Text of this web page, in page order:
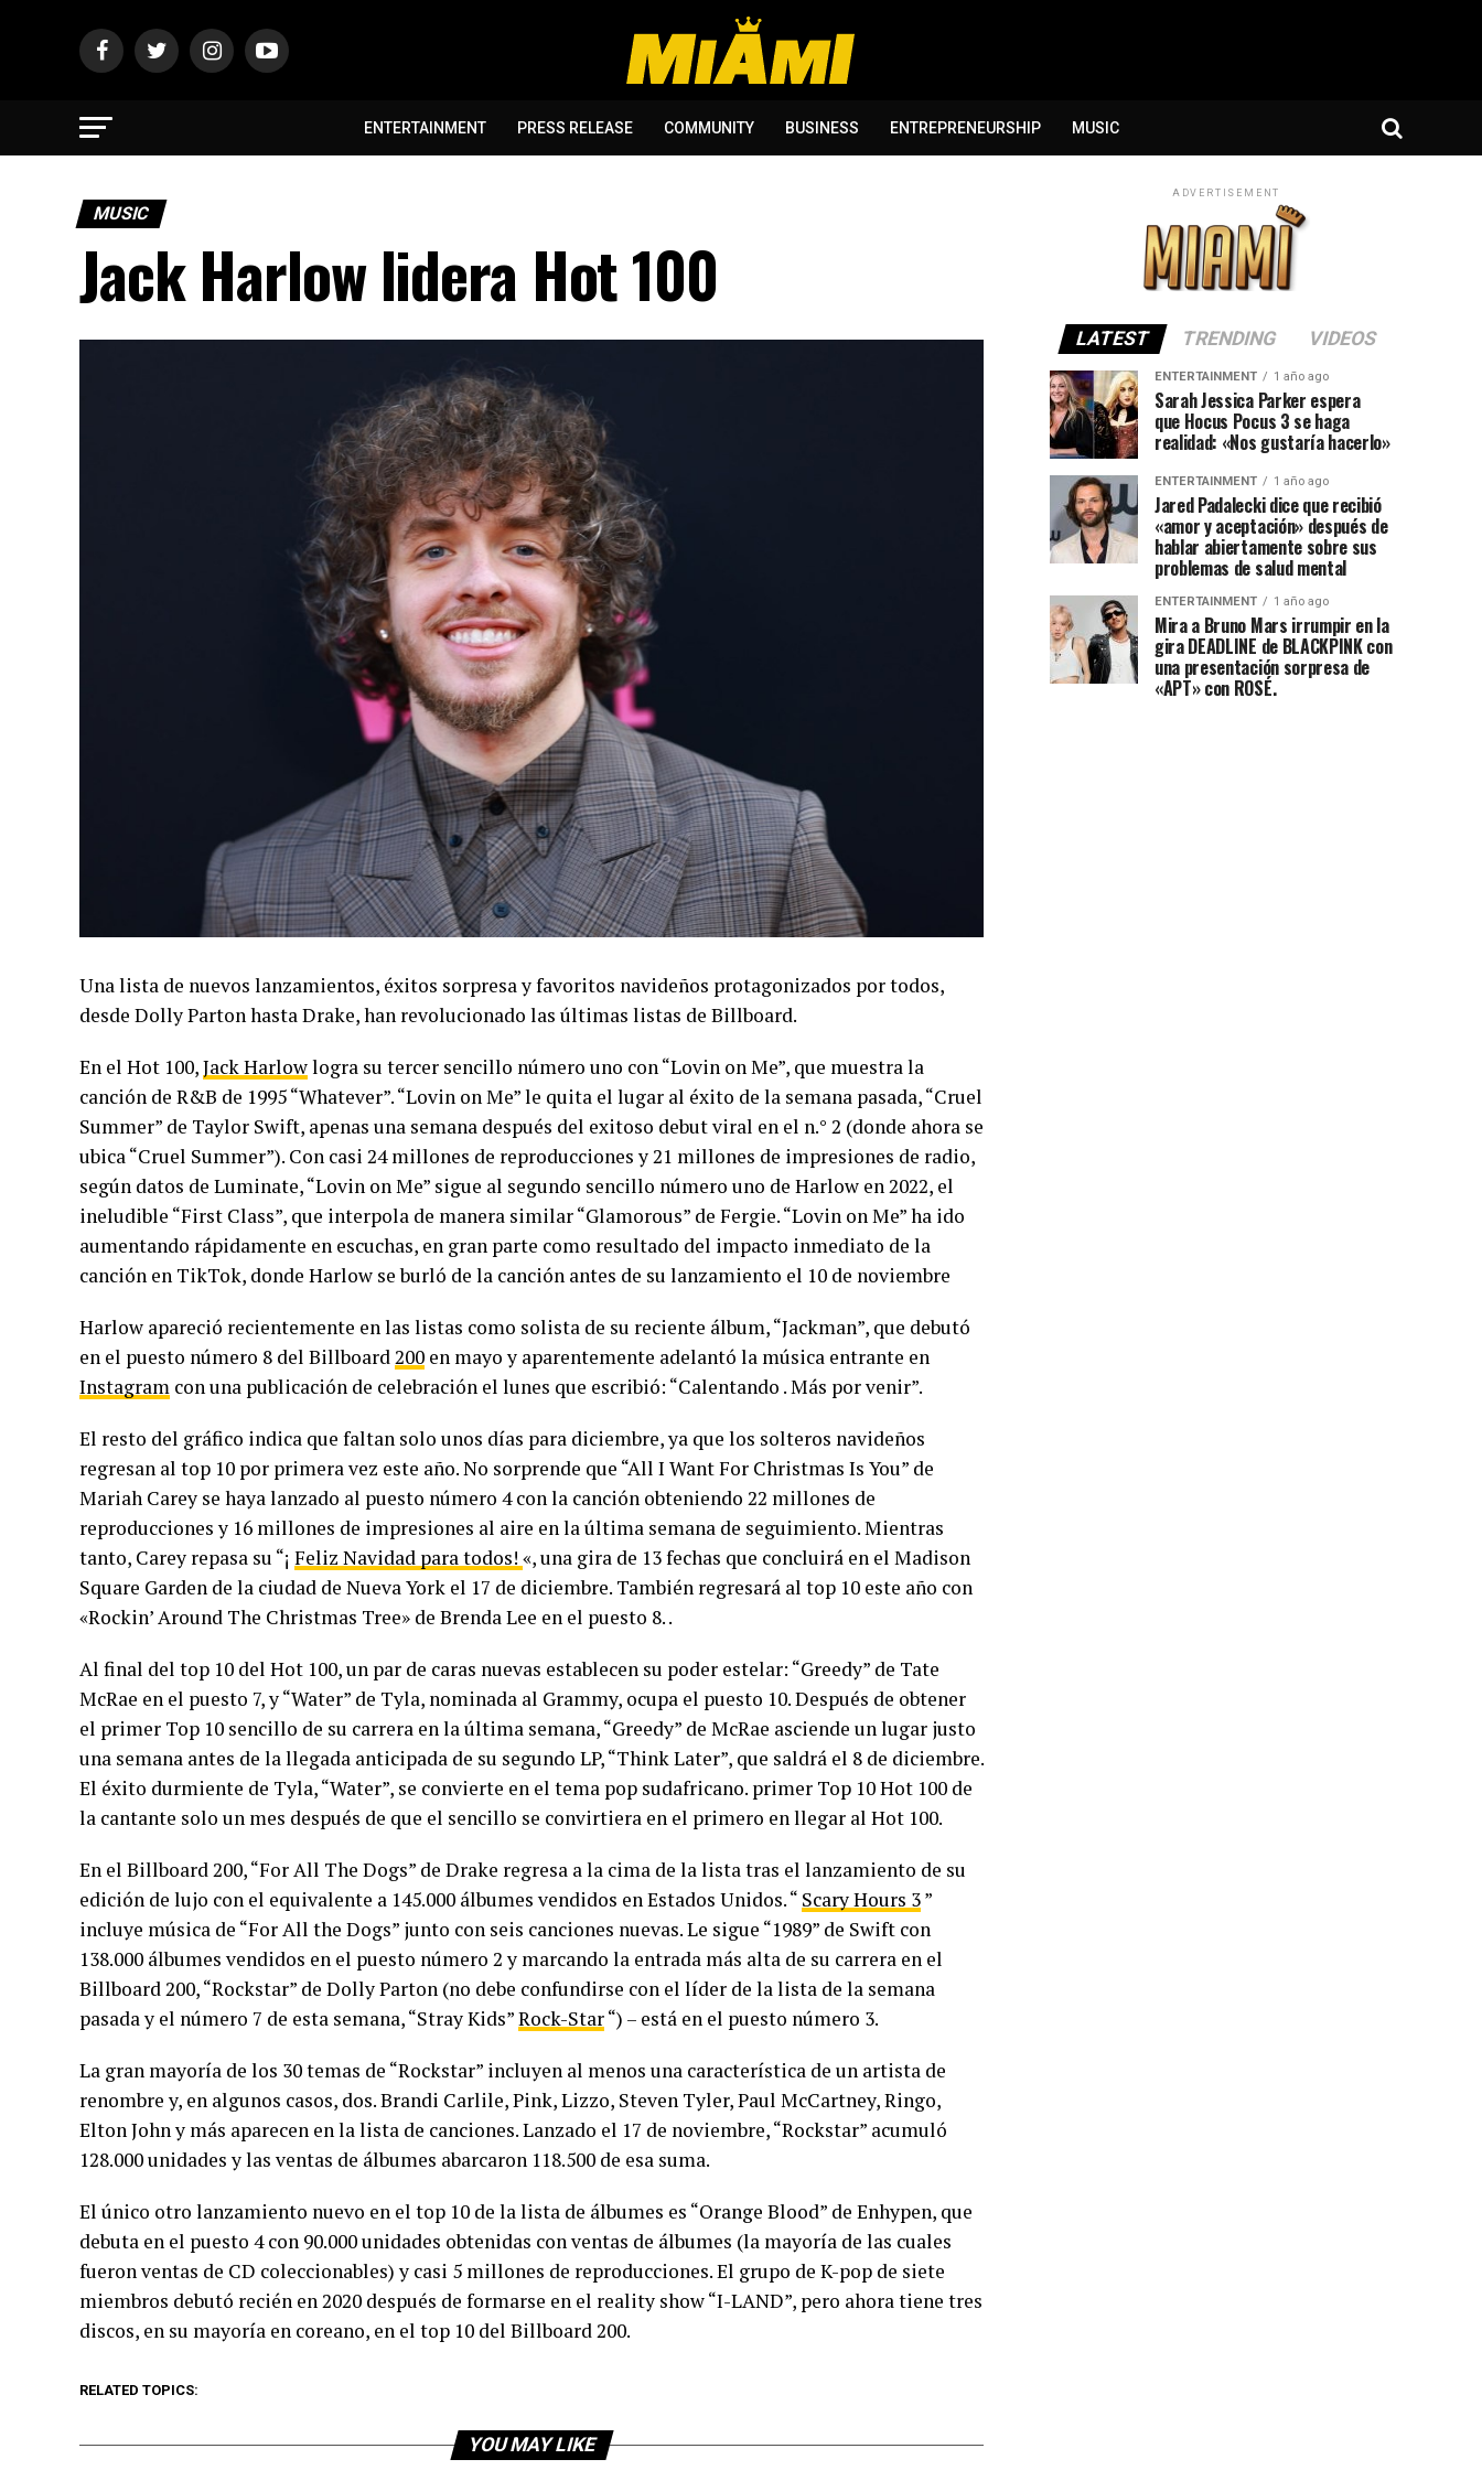
ENTERTAINMENT PRESS RELEASE COMMUNITY BUSINESS ENTREPRENEURSHIP MUSIC
MUSIC
Jack Harlow lidera Hot 100
Una lista de nuevos lanzamientos, éxitos sorpresa y favoritos navideños protagonizados por todos,
desde Dolly Parton hasta Drake, han revolucionado las últimas listas de Billboard.
En el Hot 100,Jack Harlowlogra su tercer sencillo número uno con “Lovin on Me”, que muestra la
canción de R&B de 1995 “Whatever”. “Lovin on Me” le quita el lugar al éxito de la semana pasada, “Cruel
Summer” de Taylor Swift, apenas una semana después del exitoso debut viral en el n.° 2 (donde ahora se
ubica “Cruel Summer”). Con casi 24 millones de reproducciones y 21 millones de impresiones de radio,
según datos de Luminate, “Lovin on Me” sigue al segundo sencillo número uno de Harlow en 2022, el
ineludible “First Class”, que interpola de manera similar “Glamorous” de Fergie. “Lovin on Me” ha ido
aumentando rápidamente en escuchas, en gran parte como resultado del impacto inmediato de la
canción en TikTok, donde Harlow se burló de la canción antes de su lanzamiento el 10 de noviembre
Harlow apareció recientemente en las listas como solista de su reciente álbum, “Jackman”, que debutó
en el puesto número 8 del Billboard200 en mayo y aparentemente adelantó la música entrante en
Instagram con una publicación de celebración el lunes que escribió: “Calentando . Más por venir”.
El resto del gráfico indica que faltan solo unos días para diciembre, ya que los solteros navideños
regresan al top 10 por primera vez este año. No sorprende que “All I Want For Christmas Is You” de
Mariah Carey se haya lanzado al puesto número 4 con la canción obteniendo 22 millones de
reproducciones y 16 millones de impresiones al aire en la última semana de seguimiento. Mientras
tanto, Carey repasa su “¡ Feliz Navidad para todos! «, una gira de 13 fechas que concluirá en el Madison
Square Garden de la ciudad de Nueva York el 17 de diciembre. También regresará al top 10 este año con
«Rockin’ Around The Christmas Tree» de Brenda Lee en el puesto 8. .
Al final del top 10 del Hot 100, un par de caras nuevas establecen su poder estelar: “Greedy” de Tate
McRae en el puesto 7, y “Water” de Tyla, nominada al Grammy, ocupa el puesto 10. Después de obtener
el primer Top 10 sencillo de su carrera en la última semana, “Greedy” de McRae asciende un lugar justo
una semana antes de la llegada anticipada de su segundo LP, “Think Later”, que saldrá el 8 de diciembre.
El éxito durmiente de Tyla, “Water”, se convierte en el tema pop sudafricano. primer Top 10 Hot 100 de
la cantante solo un mes después de que el sencillo se convirtiera en el primero en llegar al Hot 100.
En el Billboard 200, “For All The Dogs” de Drake regresa a la cima de la lista tras el lanzamiento de su
edición de lujo con el equivalente a 145.000 álbumes vendidos en Estados Unidos. “ Scary Hours 3”
incluye música de “For All the Dogs” junto con seis canciones nuevas. Le sigue “1989” de Swift con
138.000 álbumes vendidos en el puesto número 2 y marcando la entrada más alta de su carrera en el
Billboard 200, “Rockstar” de Dolly Parton (no debe confundirse con el líder de la lista de la semana
pasada y el número 7 de esta semana, “Stray Kids”Rock-Star“) – está en el puesto número 3.
La gran mayoría de los 30 temas de “Rockstar” incluyen al menos una característica de un artista de
renombre y, en algunos casos, dos. Brandi Carlile, Pink, Lizzo, Steven Tyler, Paul McCartney, Ringo,
Elton John y más aparecen en la lista de canciones. Lanzado el 17 de noviembre, “Rockstar” acumuló
128.000 unidades y las ventas de álbumes abarcaron 118.500 de esa suma.
El único otro lanzamiento nuevo en el top 10 de la lista de álbumes es “Orange Blood” de Enhypen, que
debuta en el puesto 4 con 90.000 unidades obtenidas con ventas de álbumes (la mayoría de las cuales
fueron ventas de CD coleccionables) y casi 5 millones de reproducciones. El grupo de K-pop de siete
miembros debutó recién en 2020 después de formarse en el reality show “I-LAND”, pero ahora tiene tres
discos, en su mayoría en coreano, en el top 10 del Billboard 200.
RELATED TOPICS:
YOU MAY LIKE
ADVERTISEMENT
LATEST TRENDING VIDEOS
ENTERTAINMENT 1 año ago
Sarah Jessica Parker espera
que Hocus Pocus 3 se haga
realidad: «Nos gustaría hacerlo»
ENTERTAINMENT 1 año ago
Jared Padalecki dice que recibió
«amor y aceptación» después de
hablar abiertamente sobre sus
problemas de salud mental
ENTERTAINMENT 1 año ago
Mira a Bruno Mars irrumpir en la
gira DEADLINE de BLACKPINK con
una presentación sorpresa de
«APT» con ROSÉ.